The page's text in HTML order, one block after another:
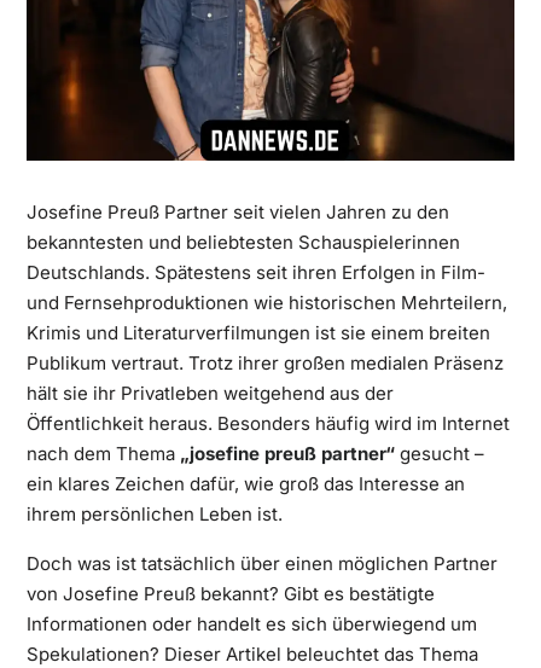
Josefine Preuß Partner seit vielen Jahren zu den
bekanntesten und beliebtesten Schauspielerinnen
Deutschlands. Spätestens seit ihren Erfolgen in Film-
und Fernsehproduktionen wie historischen Mehrteilern,
Krimis und Literaturverfilmungen ist sie einem breiten
Publikum vertraut. Trotz ihrer großen medialen Präsenz
hält sie ihr Privatleben weitgehend aus der
Öffentlichkeit heraus. Besonders häufig wird im Internet
nach dem Thema „josefine preuß partner“gesucht –
ein klares Zeichen dafür, wie groß das Interesse an
ihrem persönlichen Leben ist.
Doch was ist tatsächlich über einen möglichen Partner
von Josefine Preuß bekannt? Gibt es bestätigte
Informationen oder handelt es sich überwiegend um
Spekulationen? Dieser Artikel beleuchtet das Thema